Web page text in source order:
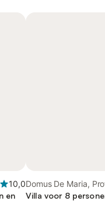
10,0
en
Domus De Maria,
Villa voor 8